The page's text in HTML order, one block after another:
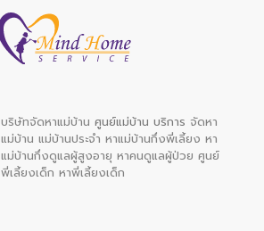
บริษัทจัดหาแม่บ้าน ศูนย์แม่บ้าน บริการ จัดหา
แม่บ้าน แม่บ้านประจำ หาแม่บ้านกึ่งพี่เลี้ยงหา
แม่บ้านกึ่งดูแลผู้สูงอายุ หาคนดูแลผู้ป่วยศูนย์
พี่เลี้ยงเด็ก หาพี่เลี้ยงเด็ก